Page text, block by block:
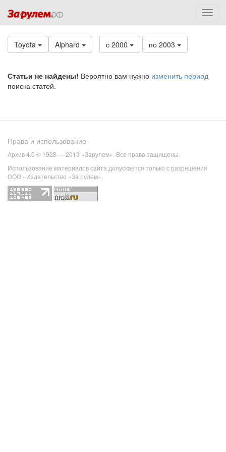
Toyota Alphard с 2000 по 2003
Статьи не найдены! Вероятно вам нужно изменить период
поиска статей.
Права и использование
Архив 4.0 © 1928 — 2013 «Зарулем». Все права защищены.
Использование материалов сайта допускается только с разрешения
ООО «Издательство «За рулем».